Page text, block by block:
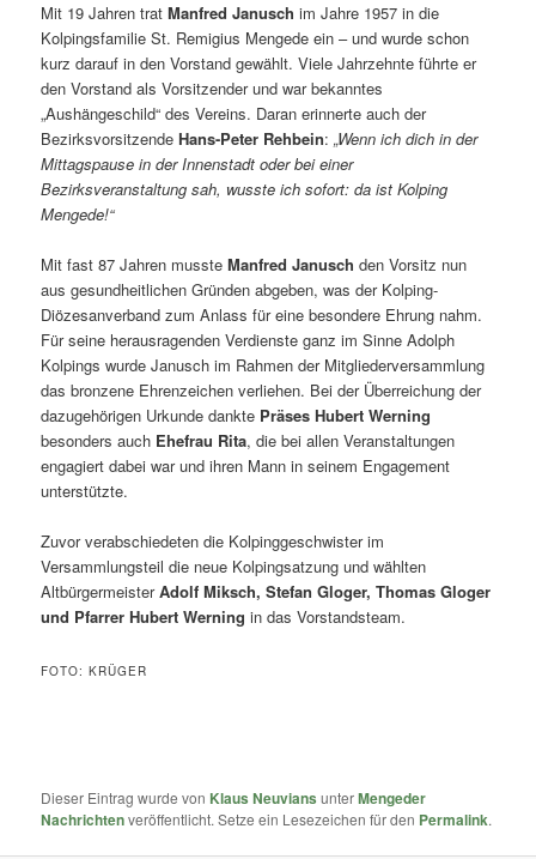
Mit 19 Jahren tratManfred Janusch im Jahre 1957 in die
Kolpingsfamilie St. Remigius Mengede ein – und wurde schon
kurz darauf in den Vorstand gewählt. Viele Jahrzehnte führte er
den Vorstand als Vorsitzender und war bekanntes
„Aushängeschild“ des Vereins. Daran erinnerte auch der
BezirksvorsitzendeHans-Peter Rehbein:„Wenn ich dich in der
Mittagspause in der Innenstadt oder bei einer
Bezirksveranstaltung sah, wusste ich sofort: da ist Kolping
Mengede!“
Mit fast 87 Jahren mussteManfred Janusch den Vorsitz nun
aus gesundheitlichen Gründen abgeben, was der Kolping-
Diözesanverband zum Anlass für eine besondere Ehrung nahm.
Für seine herausragenden Verdienste ganz im Sinne Adolph
Kolpings wurde Janusch im Rahmen der Mitgliederversammlung
das bronzene Ehrenzeichen verliehen. Bei der Überreichung der
dazugehörigen Urkunde dankte Präses Hubert Werning
besonders auch Ehefrau Rita, die bei allen Veranstaltungen
engagiert dabei war und ihren Mann in seinem Engagement
unterstützte.
Zuvor verabschiedeten die Kolpinggeschwister im
Versammlungsteil die neue Kolpingsatzung und wählten
AltbürgermeisterAdolf Miksch, Stefan Gloger, Thomas Gloger
und Pfarrer Hubert Werning in das Vorstandsteam.
FOTO: KRÜGER
Dieser Eintrag wurde von Klaus Neuvians unterMengeder
Nachrichtenveröffentlicht. Setze ein Lesezeichen für den Permalink.